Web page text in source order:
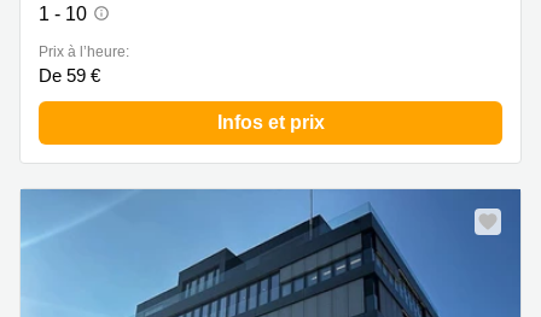
1 - 10
Prix à l’heure:
De 59 €
Infos et prix